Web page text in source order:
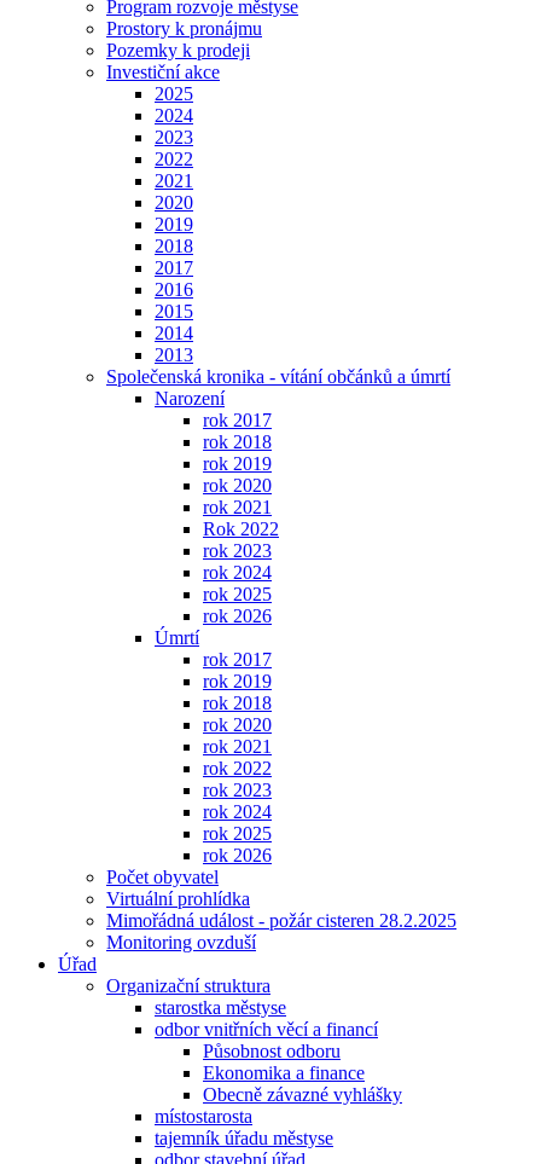
Program rozvoje městyse
Prostory k pronájmu
Pozemky k prodeji
Investiční akce
2025
2024
2023
2022
2021
2020
2019
2018
2017
2016
2015
2014
2013
Společenská kronika - vítání občánků a úmrtí
Narození
rok 2017
rok 2018
rok 2019
rok 2020
rok 2021
Rok 2022
rok 2023
rok 2024
rok 2025
rok 2026
Úmrtí
rok 2017
rok 2019
rok 2018
rok 2020
rok 2021
rok 2022
rok 2023
rok 2024
rok 2025
rok 2026
Počet obyvatel
Virtuální prohlídka
Mimořádná událost - požár cisteren 28.2.2025
Monitoring ovzduší
Úřad
Organizační struktura
starostka městyse
odbor vnitřních věcí a financí
Působnost odboru
Ekonomika a finance
Obecně závazné vyhlášky
místostarosta
tajemník úřadu městyse
odbor stavební úřad